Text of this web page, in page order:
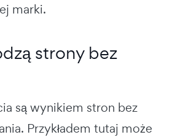
marki.
strony bez
są wynikiem stron bez
Przykładem tutaj może